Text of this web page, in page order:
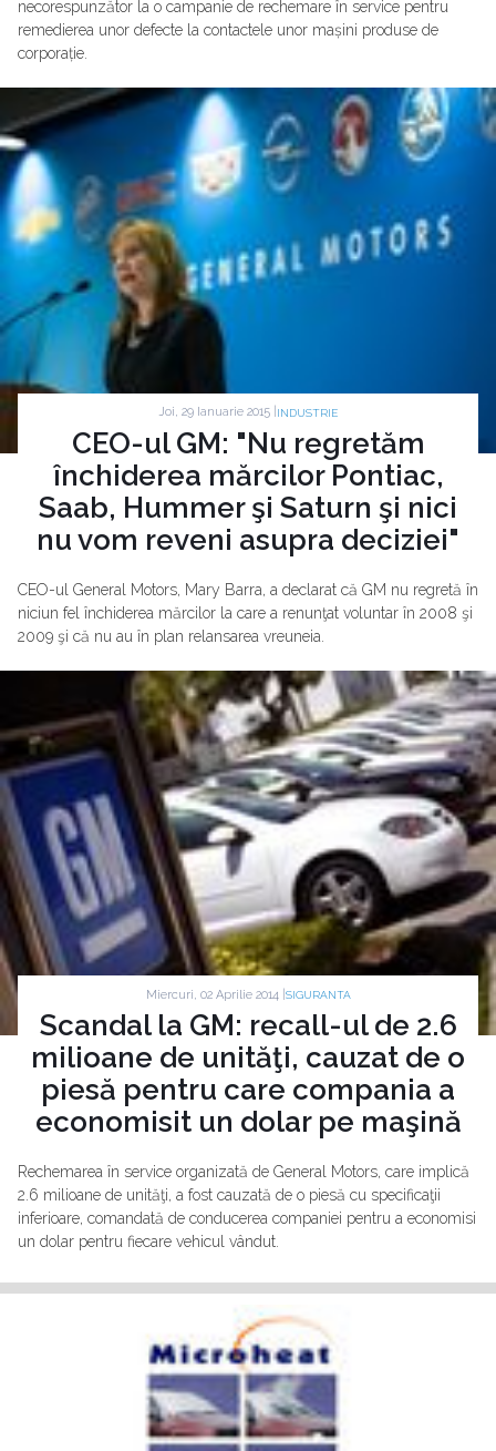
necorespunzător la o campanie de rechemare în service pentru
remedierea unor defecte la contactele unor mașini produse de
corporație.
Joi, 29 Ianuarie 2015 | INDUSTRIE
CEO-ul GM: "Nu regretăm
închiderea mărcilor Pontiac,
Saab, Hummer şi Saturn şi nici
nu vom reveni asupra deciziei"
CEO-ul General Motors, Mary Barra, a declarat că GM nu regretă în
niciun fel închiderea mărcilor la care a renunţat voluntar în 2008 şi
2009 şi că nu au în plan relansarea vreuneia.
Miercuri, 02 Aprilie 2014 | SIGURANTA
Scandal la GM: recall-ul de 2.6
milioane de unităţi, cauzat de o
piesă pentru care compania a
economisit un dolar pe maşină
Rechemarea în service organizată de General Motors, care implică
2.6 milioane de unităţi, a fost cauzată de o piesă cu specificaţii
inferioare, comandată de conducerea companiei pentru a economisi
un dolar pentru fiecare vehicul vândut.